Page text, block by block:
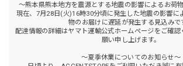
～熊本県熊本地方を震源とする地震の影響によるお荷
現在、7月28日(火)16時30分頃に発生した地震の影響に
物のお届けに遅延が発生する見込みで
配達情報の詳細はヤマト運輸公式ホームページをご確
願い申し上げます。
～夏季休業についてのお知らせ～